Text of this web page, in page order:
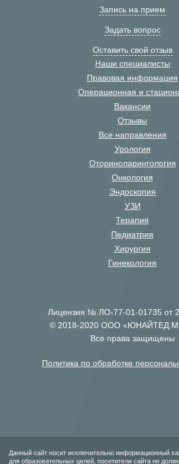
Запись на прием
Задать вопрос
Оставить свой отзыв
Наши специалисты
Правовая информация
Операционная и
Вакансии
Отзывы
Все направления
Урология
Оториноларингология
Онкология
Эндоскопия
УЗИ
Терапия
Педиатрия
Хирургия
Гинекология
Лицензия № ЛО-77-01-01735 от
© 2018-2020 ООО «ЮНАЙТЕД
Все права защищены
Политика по обработке
Данный сайт носит исключительно информационный
для образовательных целей, посетители сайта не